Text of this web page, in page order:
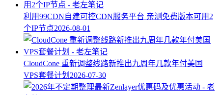
利用99CDN自建可控CDN服务平台 亲测免费版本可用2
个IP节点2026-08-01
CloudCone 重新调整线路新推出九周年几款年付美国
VPS套餐计划 2026-07-30